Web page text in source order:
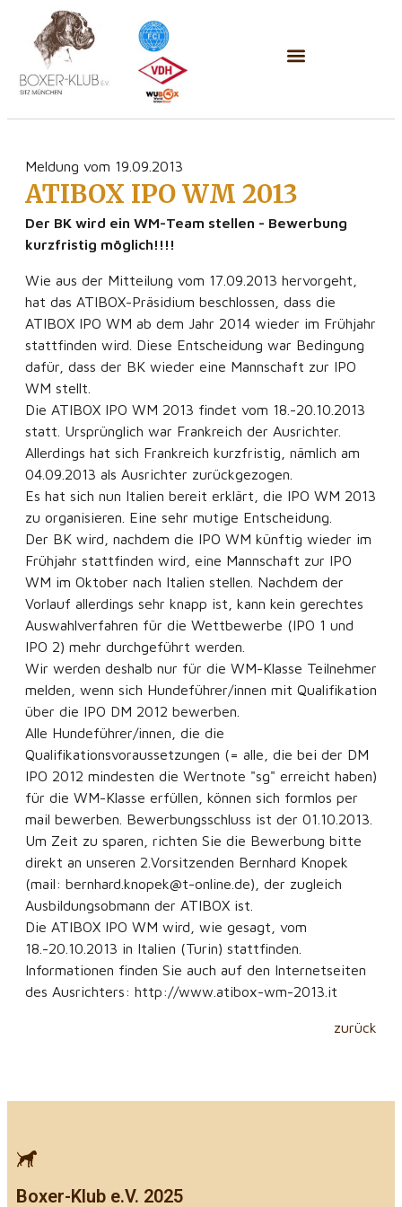
zurück
Meldung vom 19.09.2013
ATIBOX IPO WM 2013
Der BK wird ein WM-Team stellen - Bewerbung
kurzfristig möglich!!!!
Wie aus der Mitteilung vom 17.09.2013 hervorgeht,
hat das ATIBOX-Präsidium beschlossen, dass die
ATIBOX IPO WM ab dem Jahr 2014 wieder im Frühjahr
stattfinden wird. Diese Entscheidung war Bedingung
dafür, dass der BK wieder eine Mannschaft zur IPO
WM stellt.
Die ATIBOX IPO WM 2013 findet vom 18.-20.10.2013
statt. Ursprünglich war Frankreich der Ausrichter.
Allerdings hat sich Frankreich kurzfristig, nämlich am
04.09.2013 als Ausrichter zurückgezogen.
Es hat sich nun Italien bereit erklärt, die IPO WM 2013
zu organisieren. Eine sehr mutige Entscheidung.
Der BK wird, nachdem die IPO WM künftig wieder im
Frühjahr stattfinden wird, eine Mannschaft zur IPO
WM im Oktober nach Italien stellen. Nachdem der
Vorlauf allerdings sehr knapp ist, kann kein gerechtes
Auswahlverfahren für die Wettbewerbe (IPO 1 und
IPO 2) mehr durchgeführt werden.
Wir werden deshalb nur für die WM-Klasse Teilnehmer
melden, wenn sich Hundeführer/innen mit Qualifikation
über die IPO DM 2012 bewerben.
Alle Hundeführer/innen, die die
Qualifikationsvoraussetzungen (= alle, die bei der DM
IPO 2012 mindesten die Wertnote "sg" erreicht haben)
für die WM-Klasse erfüllen, können sich formlos per
mail bewerben. Bewerbungsschluss ist der 01.10.2013.
Um Zeit zu sparen, richten Sie die Bewerbung bitte
direkt an unseren 2.Vorsitzenden Bernhard Knopek
(mail: bernhard.knopek@t-online.de), der zugleich
Ausbildungsobmann der ATIBOX ist.
Die ATIBOX IPO WM wird, wie gesagt, vom
18.-20.10.2013 in Italien (Turin) stattfinden.
Informationen finden Sie auch auf den Internetseiten
des Ausrichters: http://www.atibox-wm-2013.it
Boxer-Klub e.V. 2025